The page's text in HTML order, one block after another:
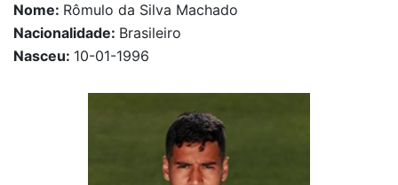
Nome: Rômulo da Silva Machado
Nacionalidade: Brasileiro
Nasceu: 10-01-1996